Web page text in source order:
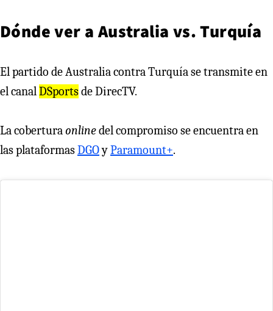
Dónde ver a Australia vs. Turquía
El partido de Australia contra Turquía se transmite en
el canalDSportsde DirecTV.
La coberturaonlinedel compromiso se encuentra en
las plataformasDGOyParamount+.